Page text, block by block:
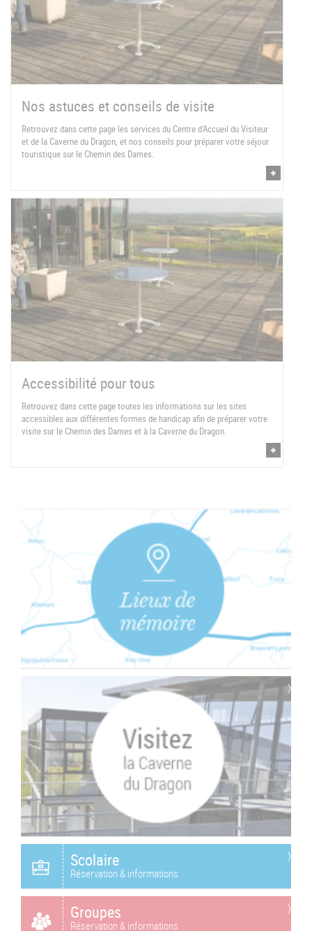
Nos astuces et conseils de visite
Retrouvez dans cette page les services du Centre d'Accueil du Visiteur
et de la Caverne du Dragon, et nos conseils pour préparer votre séjour
touristique sur le Chemin des Dames.
Accessibilité pour tous
Retrouvez dans cette page toutes les informations sur les sites
accessibles aux différentes formes de handicap afin de préparer votre
visite sur le Chemin des Dames et à la Caverne du Dragon.
Scolaire
Réservation & informations
Groupes
Réservation & informations